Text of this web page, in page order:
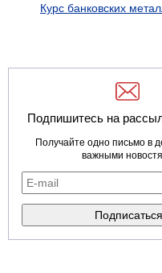
Курс банковских
Подпишитесь на
Получайте одно письмо в
важными